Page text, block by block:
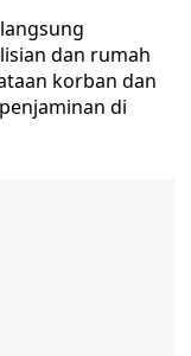
dan rumah
korban dan
di